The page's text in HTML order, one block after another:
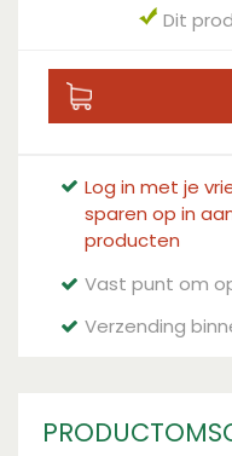
Dit
Log in met je
sparen op in
producten
Vast punt om
Verzending